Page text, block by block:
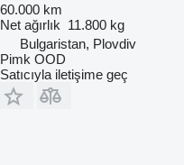
60.000 km
Net ağırlık 11.800 kg
Bulgaristan, Plovdiv
Pimk OOD
Satıcıyla iletişime geç